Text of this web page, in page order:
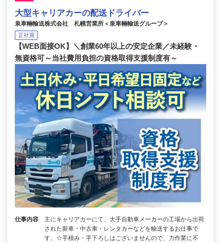
大型キャリアカーの配送ドライバー
泉車輛輸送株式会社 札幌営業所＜泉車輛輸送グループ＞
正社員
【WEB面接OK】＼創業60年以上の安定企業／未経験・
無資格可～当社費用負担の資格取得支援制度有～
仕事内容
主にキャリアカーにて、大手自動車メーカーの工場から出荷
された新車・中古車・レンタカーなどを輸送するお仕事で
す。☆手積み・手下ろしはございませんので、力作業に不